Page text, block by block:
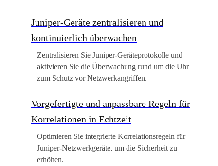
Juniper-Geräte zentralisieren und
kontinuierlich überwachen
Zentralisieren Sie Juniper-Geräteprotokolle und
aktivieren Sie die Überwachung rund um die Uhr
zum Schutz vor Netzwerkangriffen.
Vorgefertigte und anpassbare Regeln für
Korrelationen in Echtzeit
Optimieren Sie integrierte Korrelationsregeln für
Juniper-Netzwerkgeräte, um die Sicherheit zu
erhöhen.